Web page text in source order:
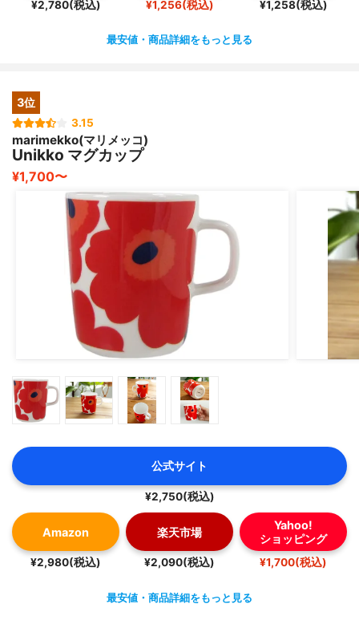
¥2,780(税込) ¥1,256(税込) ¥1,258(税込)
最安値・商品詳細をもっと見る
3位
3.15
marimekko(マリメッコ)
Unikko マグカップ
¥1,700〜
公式サイト
¥2,750(税込)
Amazon
¥2,980(税込)
楽天市場
¥2,090(税込)
Yahoo!
ショッピング
¥1,700(税込)
最安値・商品詳細をもっと見る